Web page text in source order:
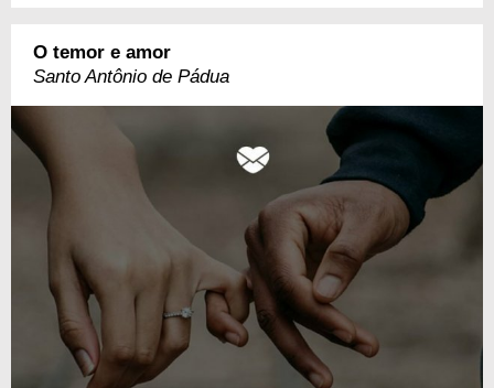
O temor e amor
Santo Antônio de Pádua